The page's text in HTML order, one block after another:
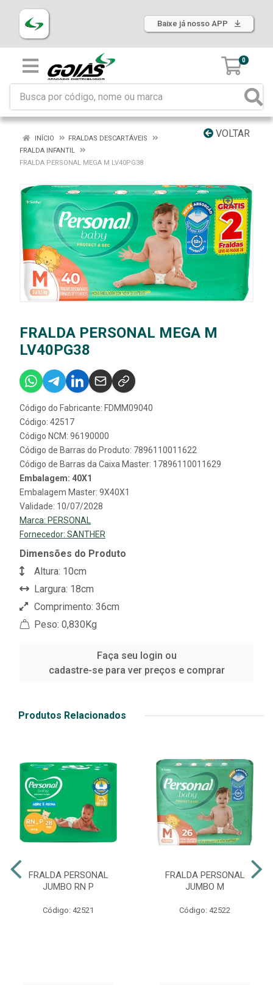
Baixe já nosso APP
0
VOLTAR
INÍCIO
FRALDAS DESCARTÁVEIS
FRALDA INFANTIL
FRALDA PERSONAL MEGA M LV40PG38
FRALDA PERSONAL MEGA M
LV40PG38
Código do Fabricante: FDMM09040
Código: 42517
Código NCM: 96190000
Código de Barras do Produto: 7896110011622
Código de Barras da Caixa Master: 17896110011629
Embalagem: 40X1
Embalagem Master: 9X40X1
Validade: 10/07/2028
Marca: PERSONAL
Fornecedor: SANTHER
Dimensões do Produto
Altura: 10cm
Largura: 18cm
Comprimento: 36cm
Peso: 0,830Kg
Faça seu login ou
cadastre-se para ver preços e comprar
Produtos Relacionados
FRALDA PERSONAL
JUMBO RN P
Código: 42521
FRALDA PERSONAL
JUMBO M
Código: 42522